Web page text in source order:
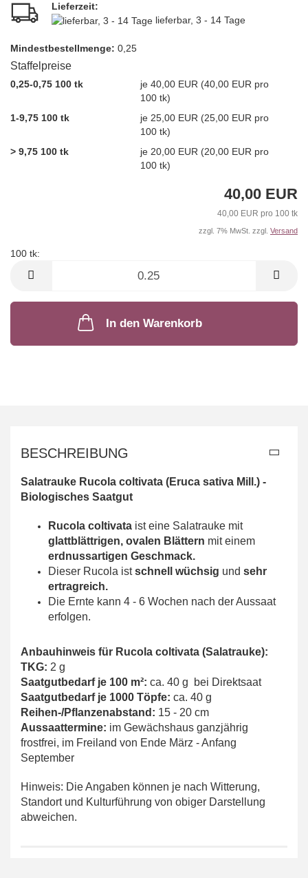
Lieferzeit:
lieferbar, 3 - 14 Tage
Mindest­bestellmenge: 0,25
Staffelpreise
0,25-0,75 100 tk
je 40,00 EUR (40,00 EUR pro
100 tk)
1-9,75 100 tk
je 25,00 EUR (25,00 EUR pro
100 tk)
> 9,75 100 tk
je 20,00 EUR (20,00 EUR pro
100 tk)
40,00 EUR
40,00 EUR pro 100 tk
zzgl. 7% MwSt. zzgl. Versand
100 tk:
In den Warenkorb
BESCHREIBUNG
Salatrauke Rucola coltivata (Eruca sativa Mill.) -
Biologisches Saatgut
Rucola coltivata ist eine Salatrauke mit
glattblättrigen, ovalen Blättern mit einem
erdnussartigen Geschmack.
Dieser Rucola istschnell wüchsig und sehr
ertragreich.
Die Ernte kann 4 - 6 Wochen nach der Aussaat
erfolgen.
Anbauhinweis für Rucola coltivata (Salatrauke):
TKG: 2 g
Saatgutbedarf je 100 m²: ca. 40 g bei Direktsaat
Saatgutbedarf je 1000 Töpfe: ca. 40 g
Reihen-/Pflanzenabstand: 15 - 20 cm
Aussaattermine: im Gewächshaus ganzjährig
frostfrei, im Freiland von Ende März - Anfang
September
Hinweis: Die Angaben können je nach Witterung,
Standort und Kulturführung von obiger Darstellung
abweichen.